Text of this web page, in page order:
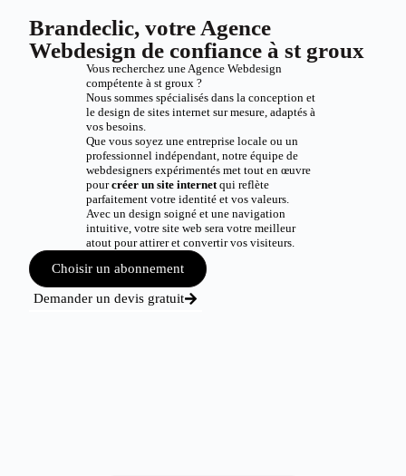
Brandeclic, votre Agence
Webdesign de confiance à st groux
Vous recherchez une Agence Webdesign
compétente à st groux ?
Nous sommes spécialisés dans la conception et
le design de sites internet sur mesure, adaptés à
vos besoins.
Que vous soyez une entreprise locale ou un
professionnel indépendant, notre équipe de
webdesigners expérimentés met tout en œuvre
pourcréer un site internetqui reflète
parfaitement votre identité et vos valeurs.
Avec un design soigné et une navigation
intuitive, votre site web sera votre meilleur
atout pour attirer et convertir vos visiteurs.
Choisir un abonnement
Demander un devis gratuit